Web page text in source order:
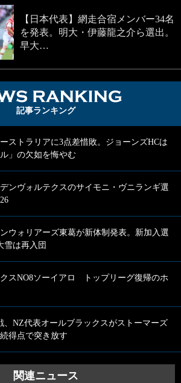
【日本代表】網走合宿メンバー34名
を発表。明大・伊藤龍之介ら選出。
早大…
記事ランキング
ーストラリアに3点差惜敗。ジョーンズHCは
」の欠如を悔やむ
ンヴォルテクスのサイモニ・ヴニランギ選
ウォリアーズ東葛が新体制発表。新加入選
雪は再入団
スNO8ソーイアロ トップリーグ復帰のホ
、NZ代表オールブラックスがストーマーズ
得点で突き放す
関連ニュース